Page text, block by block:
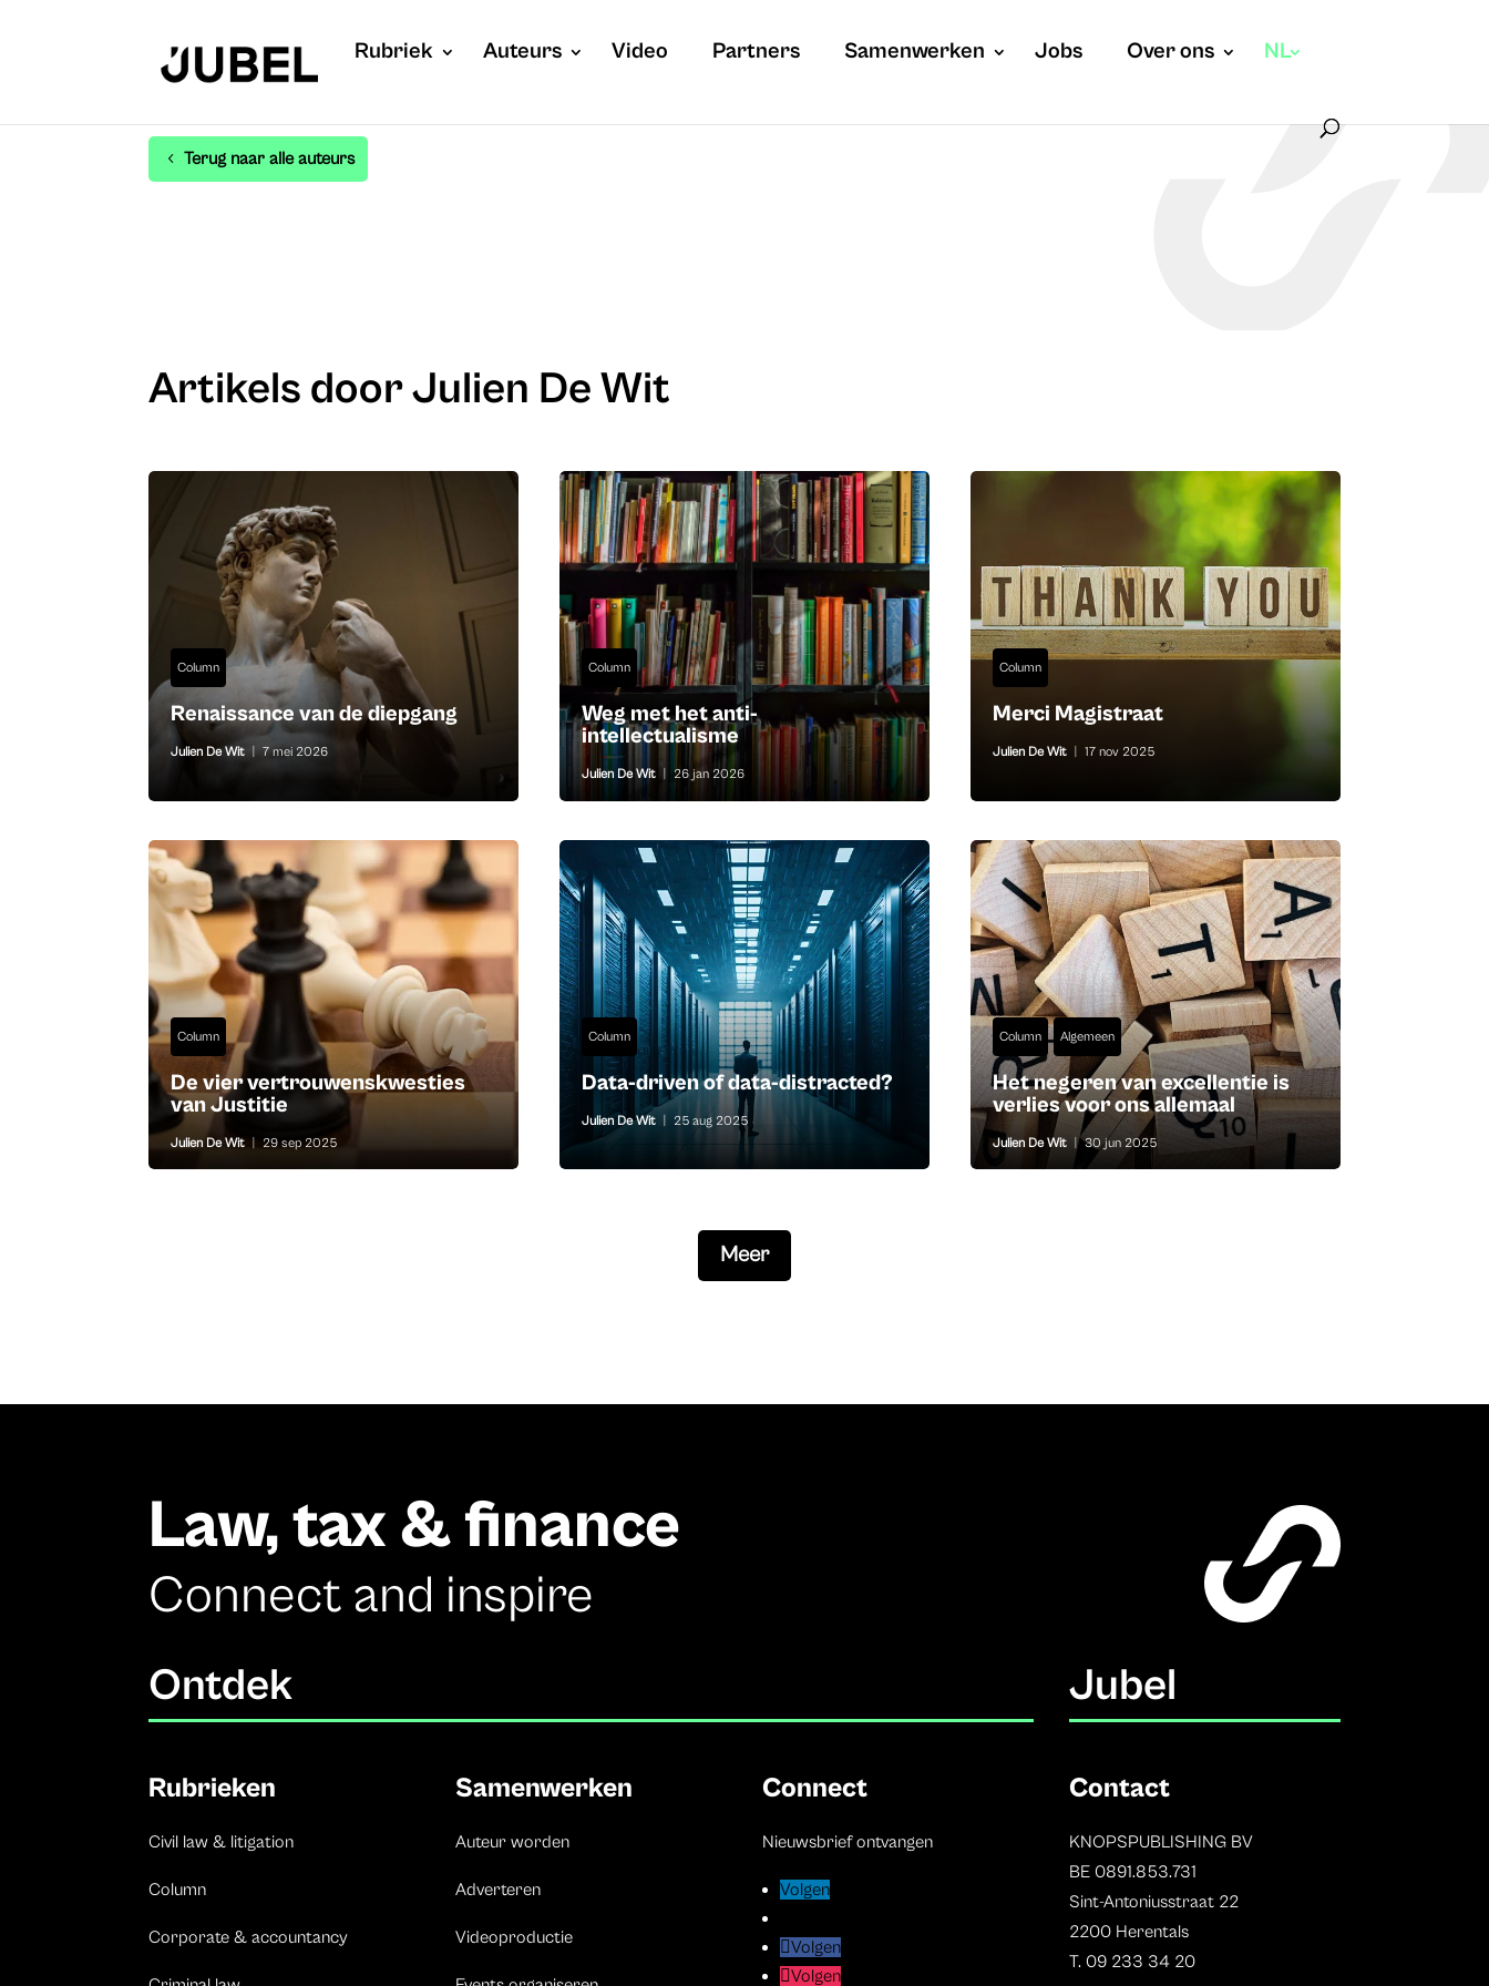
Rubriek Auteurs Video Partners Samenwerken Jobs Over ons NL
Terug naar alle auteurs
Artikels door Julien De Wit
Column
Renaissance van de diepgang
Julien De Wit 7 mei 2026
Column
Weg met het anti-
intellectualisme
Julien De Wit 26 jan 2026
Column
Merci Magistraat
Julien De Wit 17 nov 2025
Column
De vier vertrouwenskwesties
van Justitie
Julien De Wit 29 sep 2025
Column
Data-driven of data-distracted?
Julien De Wit 25 aug 2025
Column Algemeen
Het negeren van excellentie is
verlies voor ons allemaal
Julien De Wit | 30 jun 2025
Meer
Law, tax & finance
Connect and inspire
Ontdek Jubel
Rubrieken
Civil law & litigation
Column
Corporate & accountancy
Samenwerken
Auteur worden
Adverteren
Videoproductie
Connect
Nieuwsbrief ontvangen
Volgen
Volgen
Volgen
Contact
KNOPSPUBLISHING BV
BE 0891.853.731
Sint-Antoniusstraat 22
2200 Herentals
T. 09 233 34 20